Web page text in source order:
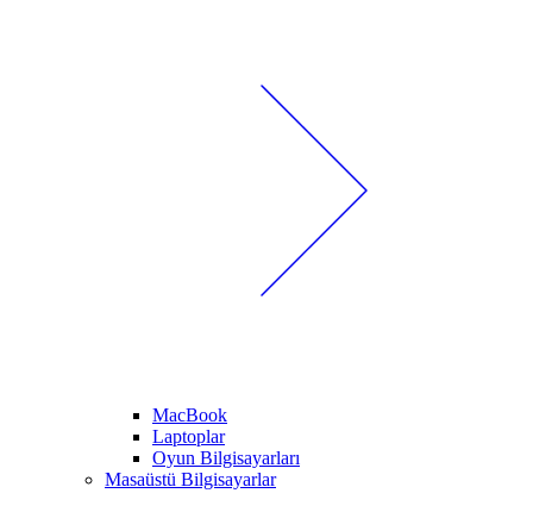
MacBook
Laptoplar
Oyun Bilgisayarları
Masaüstü Bilgisayarlar